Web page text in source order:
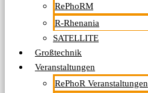
RePhoRM
R-Rhenania
SATELLITE
Großtechnik
Veranstaltungen
RePhoR Veranstaltungen